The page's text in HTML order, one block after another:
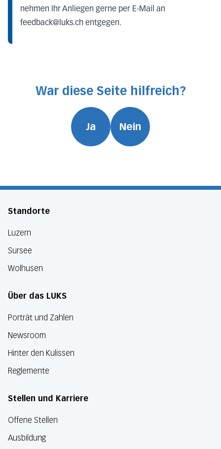
nehmen Ihr Anliegen gerne per E-Mail an
feedback@luks.ch entgegen.
War diese Seite hilfreich?
Ja Nein
Standorte
Luzern
Sursee
Wolhusen
Über das LUKS
Porträt und Zahlen
Newsroom
Hinter den Kulissen
Reglemente
Stellen und Karriere
Offene Stellen
Ausbildung